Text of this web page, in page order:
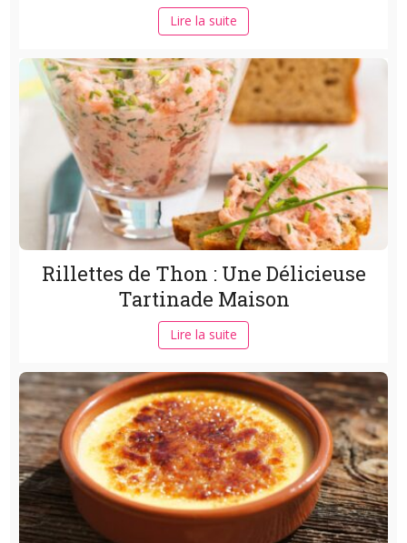
Lire la suite
Rillettes de Thon : Une Délicieuse
Tartinade Maison
Lire la suite